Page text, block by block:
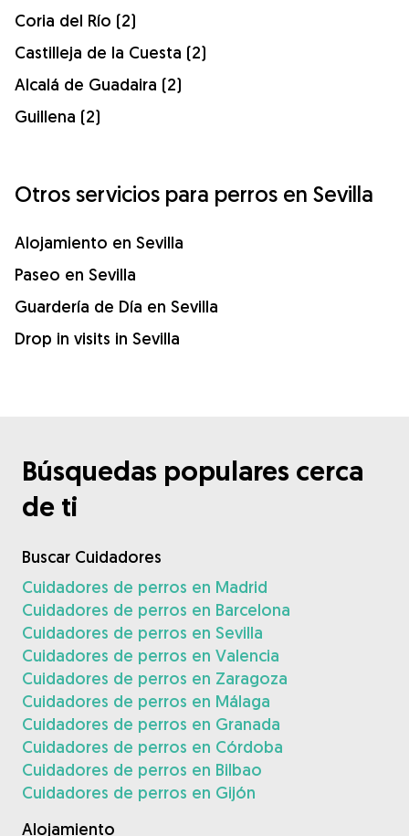
Coria del Río (2)
Castilleja de la Cuesta (2)
Alcalá de Guadaira (2)
Guillena (2)
Otros servicios para perros en Sevilla
Alojamiento en Sevilla
Paseo en Sevilla
Guardería de Día en Sevilla
Drop in visits in Sevilla
Búsquedas populares cerca
de ti
Buscar Cuidadores
Cuidadores de perros en Madrid
Cuidadores de perros en Barcelona
Cuidadores de perros en Sevilla
Cuidadores de perros en Valencia
Cuidadores de perros en Zaragoza
Cuidadores de perros en Málaga
Cuidadores de perros en Granada
Cuidadores de perros en Córdoba
Cuidadores de perros en Bilbao
Cuidadores de perros en Gijón
Alojamiento